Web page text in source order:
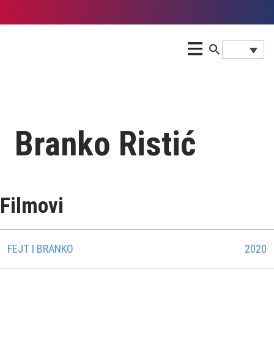
Branko Ristić
Filmovi
FEJT I BRANKO 2020